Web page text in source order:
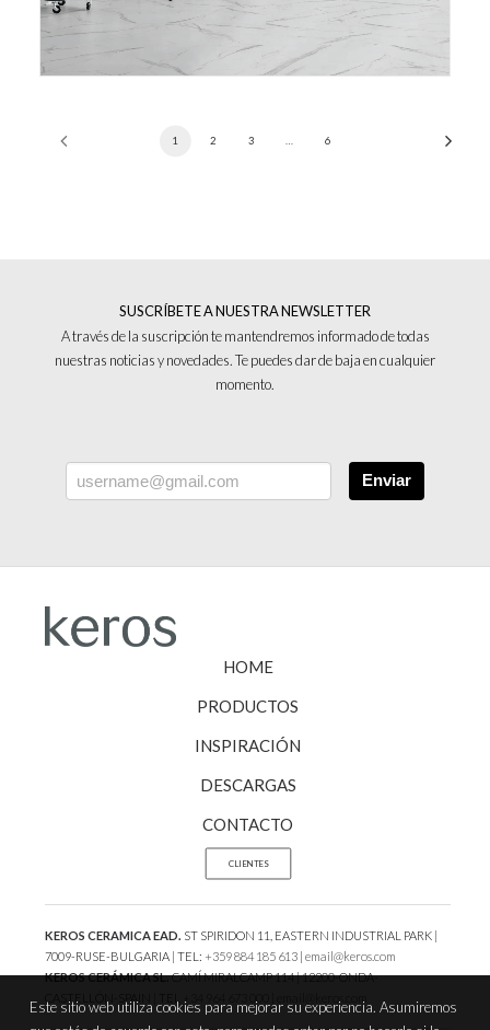
1 2 3 6
SUSCRÍBETE A NUESTRA NEWSLETTER
A través de la suscripción te mantendremos informado de todas
nuestras noticias y novedades. Te puedes dar de baja en cualquier
momento.
Enviar
HOME
PRODUCTOS
INSPIRACIÓN
DESCARGAS
CONTACTO
CLIENTES
KEROS CERAMICA EAD. ST SPIRIDON 11, EASTERN INDUSTRIAL PARK |
7009-RUSE-BULGARIA | TEL: +359 884 185 613 | email@keros.com
KEROS CERÁMICA SL.CAMÍ MIRALCAMP 114 | 12200-ONDA-
Este sitio web utiliza cookies para mejorar su experiencia. Asumiremos